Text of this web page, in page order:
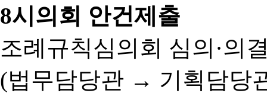
8시의회 안건제출
조례규칙심의회 심의·의
(법무담당관 → 기획담당